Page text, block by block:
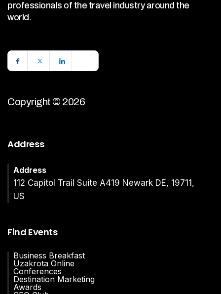
professionals of the travel industry around the
world.
Copyright © 2026
Address
Address
112 Capitol Trail Suite A419 Newark DE, 19711,
US
Find Events
Business Breakfast
Uzakrota Online
Conferences
Destination Marketing
Awards